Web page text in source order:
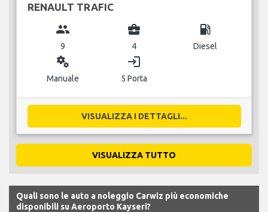
RENAULT TRAFIC
group
9
business_center
4
local_gas_station
Diesel
miscellaneous_services
Manuale
login
5 Porta
VISUALIZZA I DETTAGLI...
VISUALIZZA TUTTO
Quali sono le auto a noleggio Carwiz più economiche
disponibili su Aeroporto Kayseri?